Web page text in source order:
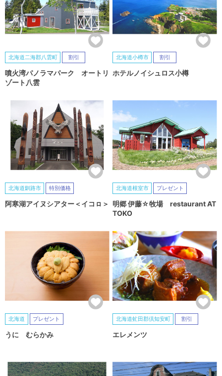
北海道二海郡八雲町 割引
噴火湾パノラマパーク オートリ
ゾート八雲
北海道小樽市 割引
ホテルノイシュロス小樽
北海道釧路市 特別価格
阿寒湖アイヌシアター＜イコㇿ＞
北海道根室市 プレゼント
明郷 伊藤☆牧場 restaurant AT
TOKO
北海道 プレゼント
うに むらかみ
北海道虻田郡倶知安町 割引
エレメンツ